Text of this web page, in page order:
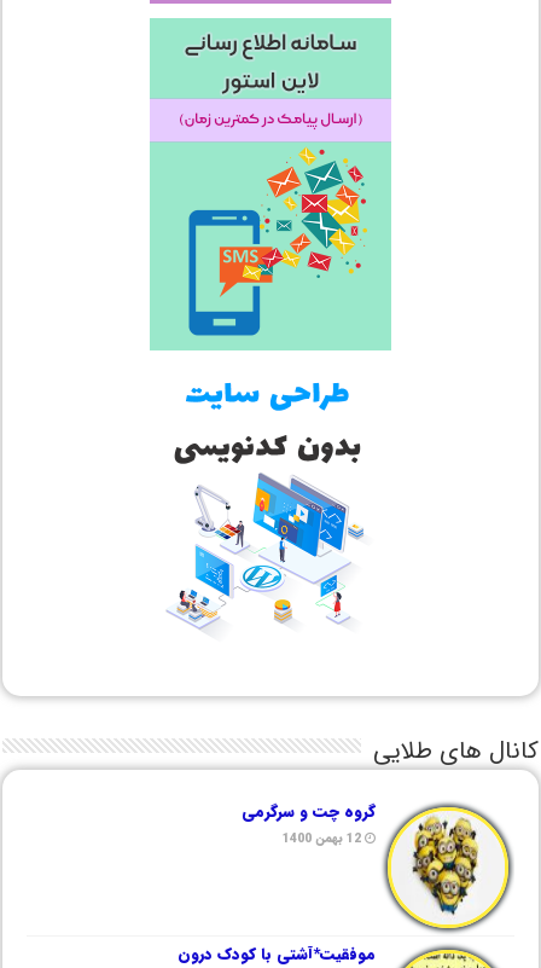
کانال های طلایی
گروه چت و سرگرمی
12 بهمن 1400
موفقیت*آشتی با کودک درون